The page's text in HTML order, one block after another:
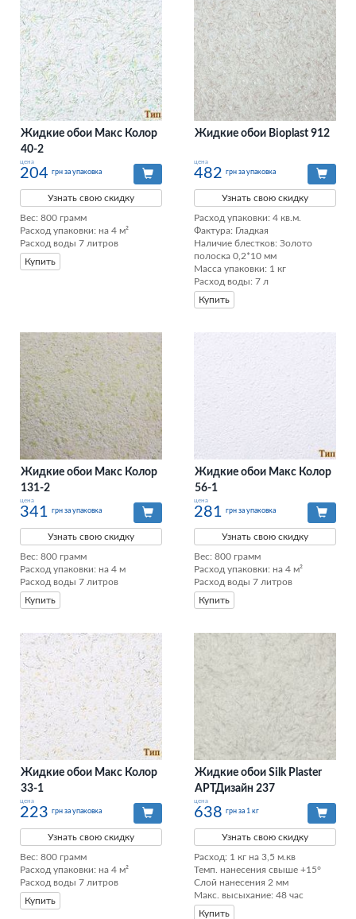
Жидкие обои Макс Колор
40-2
цена
204 грн за упаковка
Узнать свою скидку
Вес: 800 грамм
Расход упаковки: на 4 м²
Расход воды 7 литров
Купить
Жидкие обои Bioplast 912
цена
482 грн за упаковка
Узнать свою скидку
Расход упаковки: 4 кв.м.
Фактура: Гладкая
Наличие блестков: Золото
полоска 0,2*10 мм
Масса упаковки: 1 кг
Расход воды: 7 л
Купить
Жидкие обои Макс Колор
131-2
цена
341 грн за упаковка
Узнать свою скидку
Вес: 800 грамм
Расход упаковки: на 4 м
Расход воды 7 литров
Купить
Жидкие обои Макс Колор
56-1
цена
281 грн за упаковка
Узнать свою скидку
Вес: 800 грамм
Расход упаковки: на 4 м²
Расход воды 7 литров
Купить
Жидкие обои Макс Колор
33-1
цена
223 грн за упаковка
Узнать свою скидку
Вес: 800 грамм
Расход упаковки: на 4 м²
Расход воды 7 литров
Купить
Жидкие обои Silk Plaster
АРТДизайн 237
цена
638 грн за 1 кг
Узнать свою скидку
Расход: 1 кг на 3,5 м.кв
Темп. нанесения свыше +15°
Слой нанесения 2 мм
Макс. высыхание: 48 час
Купить